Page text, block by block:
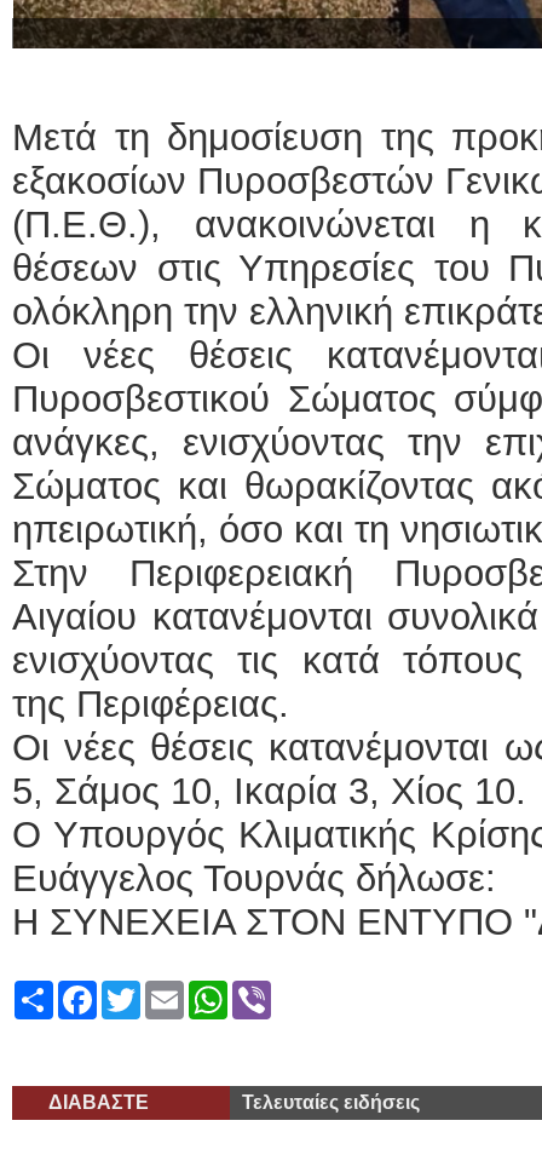
Μετά τη δημοσίευση της
εξακοσίων Πυροσβεστών
(Π.Ε.Θ.), ανακοινώνεται η
θέσεων στις Υπηρεσίες του
ολόκληρη την ελληνική
Οι νέες θέσεις
Πυροσβεστικού Σώματος
ανάγκες, ενισχύοντας την
Σώματος και θωρακίζοντας
ηπειρωτική, όσο και τη
Στην Περιφερειακή
Αιγαίου κατανέμονται
ενισχύοντας τις κατά
της Περιφέρειας.
Οι νέες θέσεις κατανέμονται
5, Σάμος 10, Ικαρία 3, Χίος 10.
Ο Υπουργός Κλιματικής
Ευάγγελος Τουρνάς δήλωσε:
Η ΣΥΝΕΧΕΙΑ ΣΤΟΝ ΕΝΤΥΠΟ
ShareFacebook
TwitterEmailWhatsApp
ΔΙΑΒΑΣΤΕ Τελευταίες ειδήσεις